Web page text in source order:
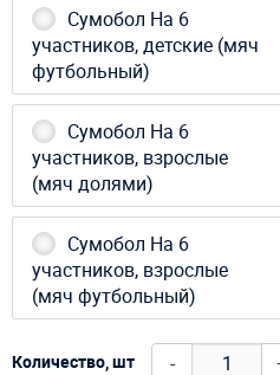
Сумобол На 6
участников, детские (мяч
футбольный)
Сумобол На 6
участников, взрослые
(мяч долями)
Сумобол На 6
участников, взрослые
(мяч футбольный)
Количество, шт -